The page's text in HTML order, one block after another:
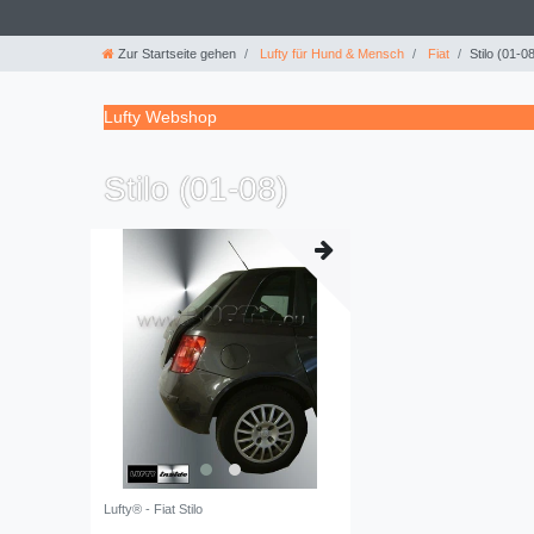
Zur Startseite gehen Lufty für Hund & Mensch Fiat Stilo (01-
Lufty Webshop
Stilo (01-08)
Lufty® - Fiat Stilo